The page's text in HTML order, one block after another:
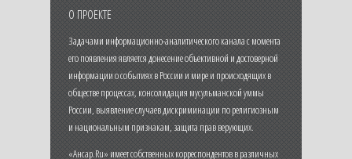
О ПРОЕКТЕ
Задачами информационно-аналитического канала с момента
его появления является донесение объективной и достоверной
информации о событиях в России и мире и происходящих в
обществе процессах, консолидация мусульманской уммы
России, выявление случаев дискриминации по религиозным
и национальным признакам, защита прав верующих.
«Ансар.Ru» имеет собственных корреспондентов в различных